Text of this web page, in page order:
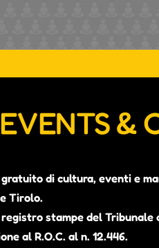
&
gratuito di cultura, eventi e
Tirolo.
stampe del Tribunale
al R.O.C. al n. 12.446.